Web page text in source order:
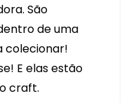
FOFAS
E
ARQUIVO
DE
CADERNO
São
de uma
colecionar!
E elas estão
craft.